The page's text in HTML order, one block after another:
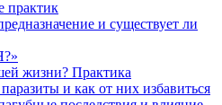
практик
и существует ли
жизни? Практика
и как от них избавиться